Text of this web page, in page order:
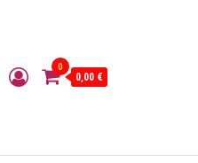
0
0,00 €